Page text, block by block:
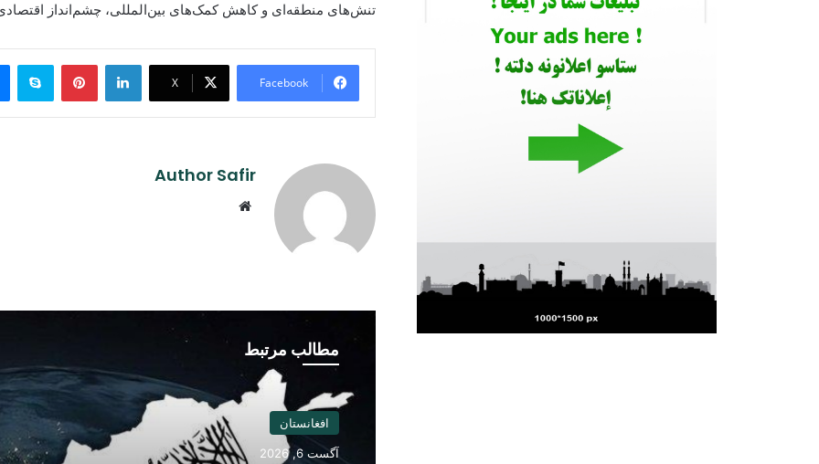
تنش‌های منطقه‌ای و کاهش کمک‌های بین‌المللی، چشم‌انداز
Facebook
X
LinkedIn
Pinterest
Author Safir
مطالب مرتبط
افغانستان
آگست 6, 2026